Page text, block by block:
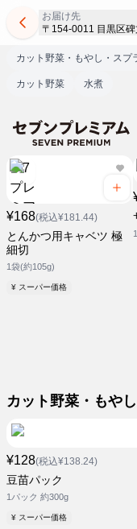
お届け先
〒154-0011 目黒区
カット野菜・もやし・スプ
カット野菜 水煮
¥168(税込¥181.44)
とんかつ用キャベツ 極
細切
1袋(約105g)
¥ スーパー価格
カット野菜・もや
¥128(税込¥138.24)
豆苗パック
1パック 約300g
¥ スーパー価格